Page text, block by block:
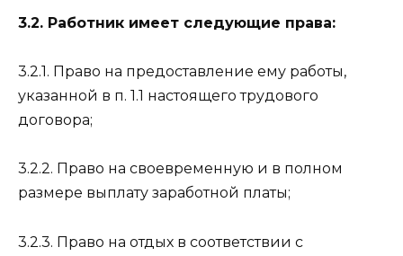
3.2. Работник имеет следующие права:
3.2.1. Право на предоставление ему работы,
указанной в п. 1.1 настоящего трудового
договора;
3.2.2. Право на своевременную и в полном
размере выплату заработной платы;
3.2.3. Право на отдых в соответствии с